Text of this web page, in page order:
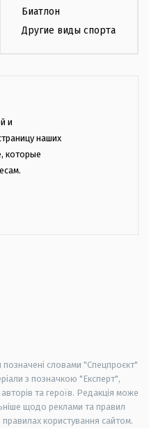
Биатлон
Другие виды спорта
и
наших
которые
позначені словами "Спецпроєкт"
з позначкою "Експерт",
та героїв. Редакція може
щодо реклами та правил
користування сайтом.